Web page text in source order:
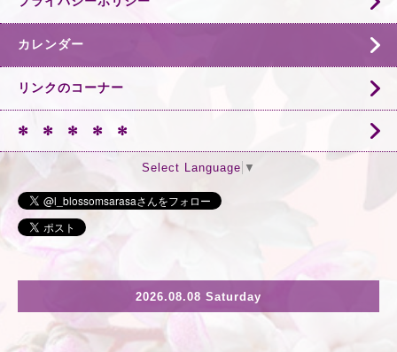
カレンダー
リンクのコーナー
✻ ✻ ✻ ✻ ✻
Select Language ▼
2026.08.08 Saturday